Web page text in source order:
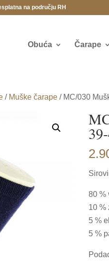
na području RH
Obuća Čarape
/ Muške čarape / MC/030
80 %
10 %
5 %
5 %